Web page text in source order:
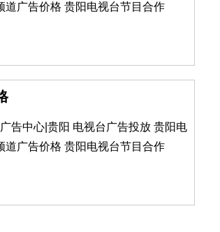
道广告价格 贵阳电视台节目合作
告中心|贵阳 电视台广告投放 贵阳电
道广告价格 贵阳电视台节目合作